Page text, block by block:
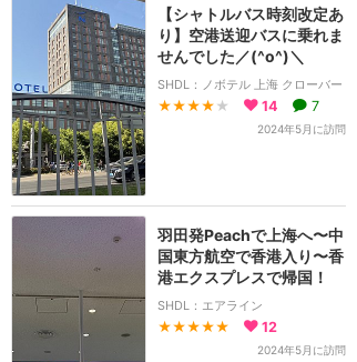
【シャトルバス時刻改定あ
り】空港送迎バスに乗れま
せんでした／(^o^)＼
SHDL：ノボテル 上海 クローバー
★★★★ ★ 14 7
2024年5月に訪問
羽田発Peachで上海へ〜中
国東方航空で香港入り〜香
港エクスプレスで帰国！
SHDL：エアライン
★★★★★ 12
2024年5月に訪問